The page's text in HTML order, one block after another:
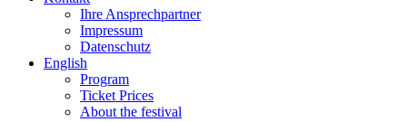
Ihre Ansprechpartner
Impressum
Datenschutz
English
Program
Ticket Prices
About the festival